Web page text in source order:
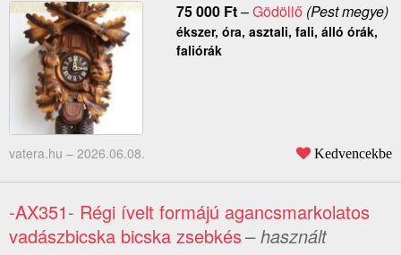
75 000 Ft–Gödöllő (Pest megye)
ékszer, óra, asztali, fali, álló órák,
faliórák
vatera.hu – 2026.06.08. Kedvencekbe
-AX351- Régi ívelt formájú agancsmarkolatos
vadászbicska bicska zsebkés– használt